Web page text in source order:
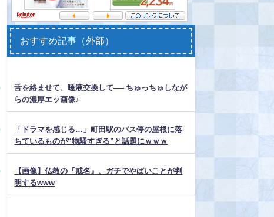
おすすめ記事（外部）
舌を絡ませて、唾液交換して── ちゅっちゅしなが
らの濃厚エッ画像♪
「ドラマを感じる…」町田駅のバス停の屋根に落
ちているものが“物騒すぎる”と話題にｗｗｗ
【画像】仏教の『戒名』、ガチでやばいことが判
明するwww